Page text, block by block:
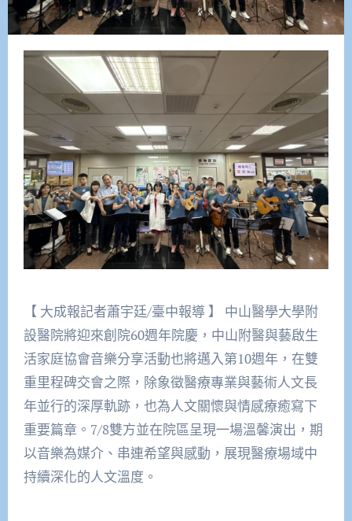
【 大成報記者蕭宇廷/臺中報導 】 中山醫學大學附
設醫院將迎來創院60週年院慶，中山附醫與藝啟生
活家庭協會音樂分享活動也將邁入第10週年，在雙
重里程碑交會之際，除象徵醫療專業與藝術人文長
年並行的深厚軌跡，也為人文關懷與情感療癒寫下
重要篇章。7/8雙方並在院區呈現一場溫馨演出，期
以音樂為媒介、串連希望與感動，展現醫療場域中
持續深化的人文溫度。